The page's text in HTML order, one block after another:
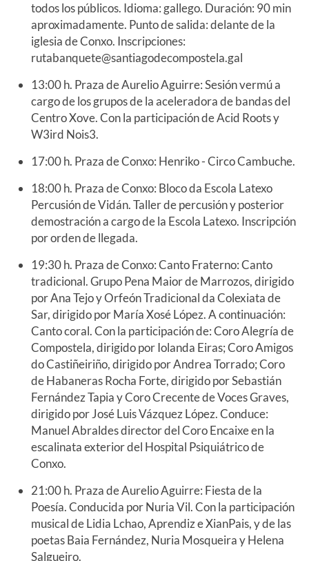
todos los públicos. Idioma: gallego. Duración: 90 min
aproximadamente. Punto de salida: delante de la
iglesia de Conxo. Inscripciones:
rutabanquete@santiagodecompostela.gal
13:00 h. Praza de Aurelio Aguirre: Sesión vermú a
cargo de los grupos de la aceleradora de bandas del
Centro Xove. Con la participación de Acid Roots y
W3ird Nois3.
17:00 h. Praza de Conxo: Henriko - Circo Cambuche.
18:00 h. Praza de Conxo: Bloco da Escola Latexo
Percusión de Vidán. Taller de percusión y posterior
demostración a cargo de la Escola Latexo. Inscripción
por orden de llegada.
19:30 h. Praza de Conxo: Canto Fraterno: Canto
tradicional. Grupo Pena Maior de Marrozos, dirigido
por Ana Tejo y Orfeón Tradicional da Colexiata de
Sar, dirigido por María Xosé López. A continuación:
Canto coral. Con la participación de: Coro Alegría de
Compostela, dirigido por Iolanda Eiras; Coro Amigos
do Castiñeiriño, dirigido por Andrea Torrado; Coro
de Habaneras Rocha Forte, dirigido por Sebastián
Fernández Tapia y Coro Crecente de Voces Graves,
dirigidopor José Luis Vázquez López. Conduce:
Manuel Abraldes director del Coro Encaixe en la
escalinata exterior del Hospital Psiquiátrico de
Conxo.
21:00 h. Praza de Aurelio Aguirre: Fiesta de la
Poesía. Conducida por Nuria Vil. Con la participación
musical de Lidia Lchao, Aprendiz e XianPais, y de las
poetas Baia Fernández, Nuria Mosqueira y Helena
Salgueiro.